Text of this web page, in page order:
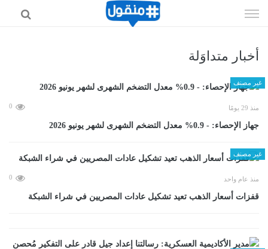
الى
أخبار متداوَلة
غير مصنف
منذ 29 يومًا 0
جهاز الإحصاء: - 0.9% معدل التضخم الشهرى لشهر يونيو 2026
غير مصنف
منذ عام واحد 0
قفزات أسعار الذهب تعيد تشكيل عادات المصريين في شراء الشبكة